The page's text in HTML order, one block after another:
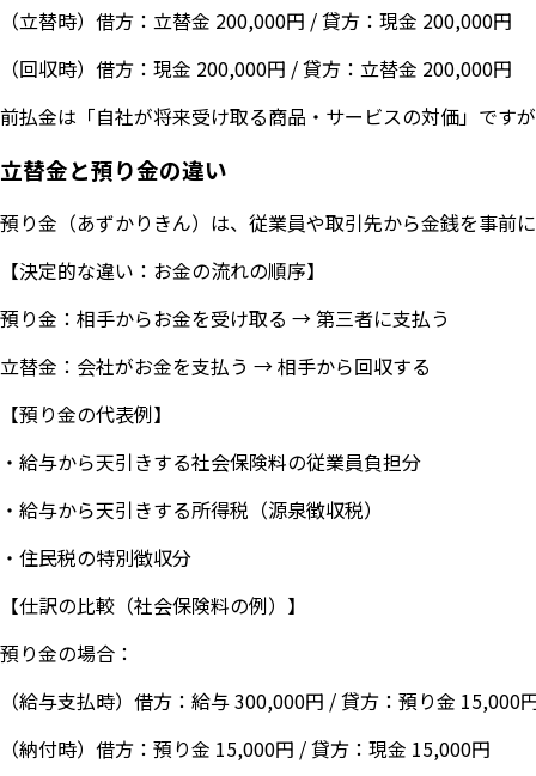
（立替時）借方：立替金 200,000円 / 貸方：現金 200,000円
（回収時）借方：現金 200,000円 / 貸方：立替金 200,000円
前払金は「自社が将来受け取る商品・サービスの対価」です
立替金と預り金の違い
預り金（あずかりきん）は、従業員や取引先から金銭を事前
【決定的な違い：お金の流れの順序】
預り金：相手からお金を受け取る → 第三者に支払う
立替金：会社がお金を支払う → 相手から回収する
【預り金の代表例】
・給与から天引きする社会保険料の従業員負担分
・給与から天引きする所得税（源泉徴収税）
・住民税の特別徴収分
【仕訳の比較（社会保険料の例）】
預り金の場合：
（給与支払時）借方：給与 300,000円 / 貸方：預り金
（納付時）借方：預り金 15,000円 / 貸方：現金 15,000円